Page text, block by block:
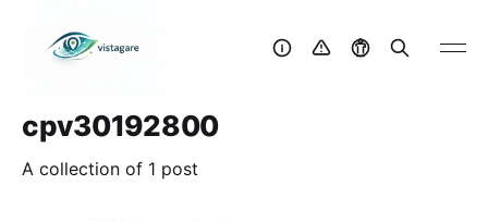
cpv30192800
A collection of 1 post